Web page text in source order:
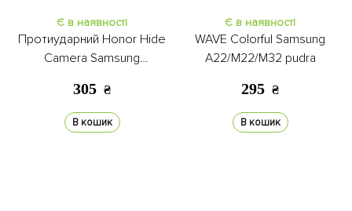
Є в наявності
Протиударний Honor Hide
Camera Samsung
305 ₴
В кошик
Є в наявності
WAVE Colorful Samsung
A22/M22/M32 pudra
295 ₴
В кошик